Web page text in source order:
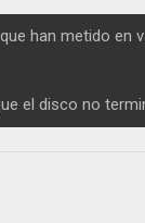
han metido en
el disco no